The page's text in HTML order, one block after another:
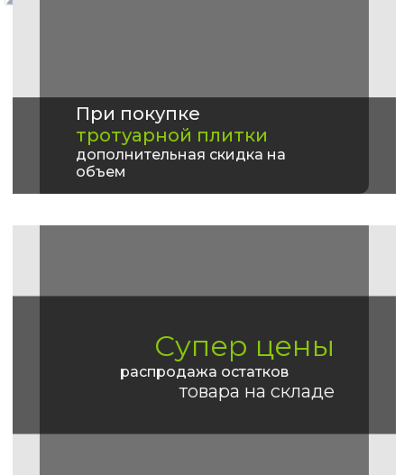
При покупке
тротуарной плитки
дополнительная скидка на
объем
Супер цены
распродажа остатков
товара на складе